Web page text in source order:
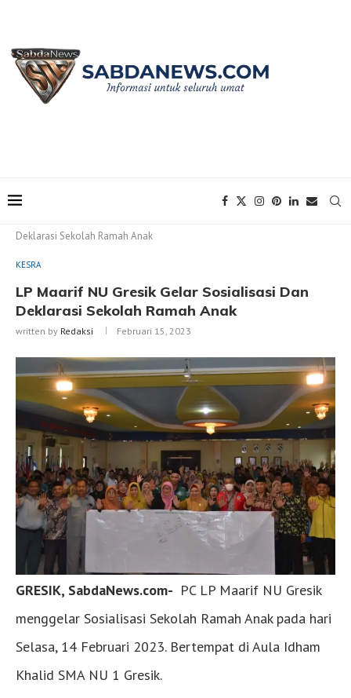
Deklarasi Sekolah Ramah Anak
KESRA
LP Maarif NU Gresik Gelar Sosialisasi Dan
Deklarasi Sekolah Ramah Anak
written by Redaksi Februari 15, 2023
GRESIK, SabdaNews.com- PC LP Maarif NU Gresik
menggelar Sosialisasi Sekolah Ramah Anak pada hari
Selasa, 14 Februari 2023. Bertempat di Aula Idham
Khalid SMA NU 1 Gresik.